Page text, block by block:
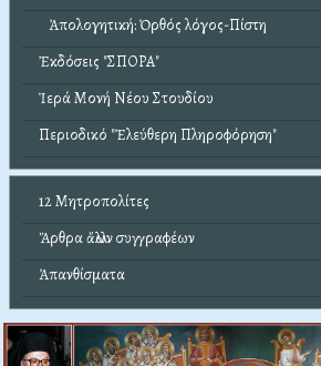
Ἀπολογητική: Ὀρθός λόγος-Πίστη
Ἐκδόσεις "ΣΠΟΡΑ"
Ἱερά Μονή Νέου Στουδίου
Περιοδικό "Ἐλεύθερη Πληροφόρηση"
12 Μητροπολίτες
Ἄρθρα ἄλλων συγγραφέων
Ἀπανθίσματα